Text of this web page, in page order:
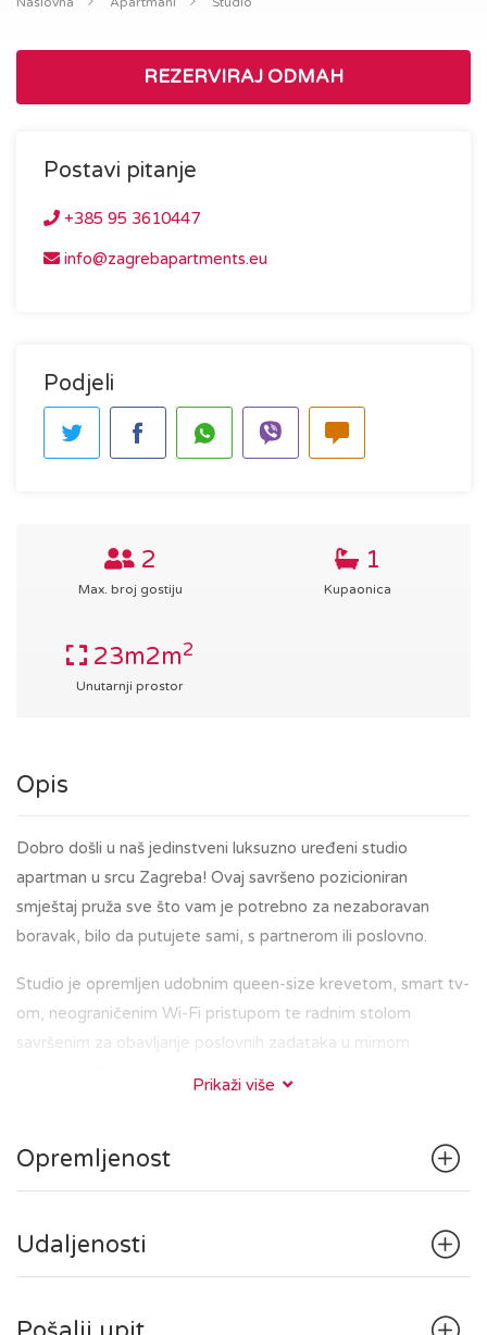
REZERVIRAJ ODMAH
Postavi pitanje
+385 95 3610447
info@zagrebapartments.eu
Podjeli
2
Max. broj gostiju
1
Kupaonica
23m2m2
Unutarnji prostor
Opis
Dobro došli u naš jedinstveni luksuzno uređeni studio
apartman u srcu Zagreba! Ovaj savršeno pozicioniran
smještaj pruža sve što vam je potrebno za nezaboravan
boravak, bilo da putujete sami, s partnerom ili poslovno.
Studio je opremljen udobnim queen-size krevetom, smart tv-
om, neograničenim Wi-Fi pristupom te radnim stolom
savršenim za obavljanje poslovnih zadataka u mirnom
jednostavnih jela. Također, studio sadrži mali balkon s
pogledom na dvorište.
pripadajućim potrepštinama.
Prikaži više
Opremljenost
Udaljenosti